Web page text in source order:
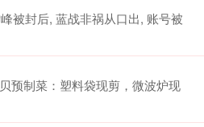
被封后, 蓝战非祸从口出, 账号被
预制菜：塑料袋现剪，微波炉现